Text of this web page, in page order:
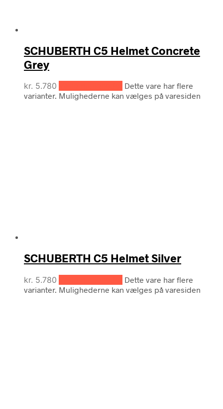
SCHUBERTH C5 Helmet Concrete
Grey
kr. 5.780
Dette vare har flere
varianter. Mulighederne kan vælges på varesiden
SCHUBERTH C5 Helmet Silver
kr. 5.780
Dette vare har flere
varianter. Mulighederne kan vælges på varesiden